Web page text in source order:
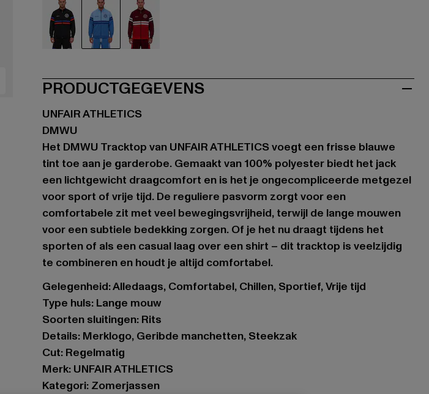
PRODUCTGEGEVENS
UNFAIR ATHLETICS
DMWU
Het DMWU Tracktop van UNFAIR ATHLETICS voegt een frisse blauwe
tint toe aan je garderobe. Gemaakt van 100% polyester biedt het jack
een lichtgewicht draagcomfort en is het je ongecompliceerde metgezel
voor sport of vrije tijd. De reguliere pasvorm zorgt voor een
comfortabele zit met veel bewegingsvrijheid, terwijl de lange mouwen
voor een subtiele bedekking zorgen. Of je het nu draagt tijdens het
sporten of als een casual laag over een shirt – dit tracktop is veelzijdig
te combineren en houdt je altijd comfortabel.
Gelegenheid: Alledaags, Comfortabel, Chillen, Sportief, Vrije tijd
Type huls: Lange mouw
Soorten sluitingen: Rits
Details: Merklogo, Geribde manchetten, Steekzak
Cut: Regelmatig
Merk: UNFAIR ATHLETICS
Kategori: Zomerjassen